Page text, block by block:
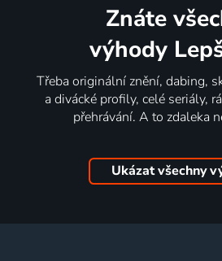
Znáte
výhody
Třeba originální znění, dabing,
a divácké profily, celé seriály,
přehrávání. A to zdaleka
Ukázat všechny